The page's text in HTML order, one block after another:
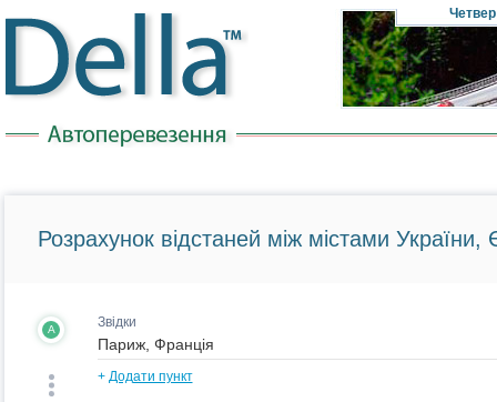
Четвер
Розрахунок відстаней між містами України,
A Звідки
+ Додати пункт